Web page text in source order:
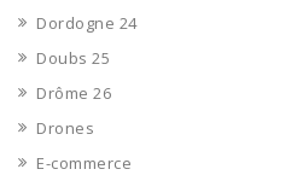
Dordogne 24
Doubs 25
Drôme 26
Drones
E-commerce